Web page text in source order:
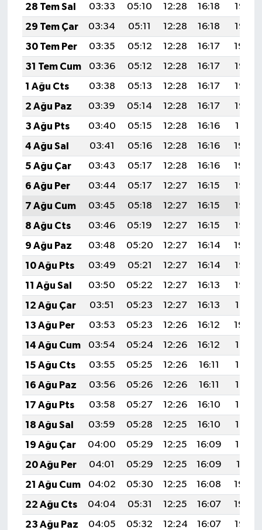
28 Tem Sal
03:33 05:10 12:28 16:18
19:36
29 Tem Çar
03:34 05:11 12:28 16:18
19:35
30 Tem Per
03:35 05:12 12:28 16:17
19:34
31 Tem Cum
03:36 05:12 12:28 16:17
19:33
1 Ağu Cts
03:38 05:13 12:28 16:17
19:33
2 Ağu Paz
03:39 05:14 12:28 16:17
19:32
3 Ağu Pts
03:40 05:15 12:28 16:16
19:31
4 Ağu Sal
03:41 05:16 12:28 16:16
19:30
5 Ağu Çar
03:43 05:17 12:28 16:16
19:29
6 Ağu Per
03:44 05:17 12:27 16:15
19:27
7 Ağu Cum
03:45 05:18 12:27 16:15
19:26
8 Ağu Cts
03:46 05:19 12:27 16:15
19:25
9 Ağu Paz
03:48 05:20 12:27 16:14
19:24
10 Ağu Pts
03:49 05:21 12:27 16:14
19:23
11 Ağu Sal
03:50 05:22 12:27 16:13
19:22
12 Ağu Çar
03:51 05:23 12:27 16:13
19:21
13 Ağu Per
03:53 05:23 12:26 16:12
19:20
14 Ağu Cum
03:54 05:24 12:26 16:12
19:18
15 Ağu Cts
03:55 05:25 12:26 16:11
19:17
16 Ağu Paz
03:56 05:26 12:26 16:11
19:16
17 Ağu Pts
03:58 05:27 12:26 16:10
19:15
18 Ağu Sal
03:59 05:28 12:25 16:10
19:13
19 Ağu Çar
04:00 05:29 12:25 16:09
19:12
20 Ağu Per
04:01 05:29 12:25 16:09
19:11
21 Ağu Cum
04:02 05:30 12:25 16:08
19:09
22 Ağu Cts
04:04 05:31 12:25 16:07
19:08
23 Ağu Paz
04:05 05:32 12:24 16:07
19:07